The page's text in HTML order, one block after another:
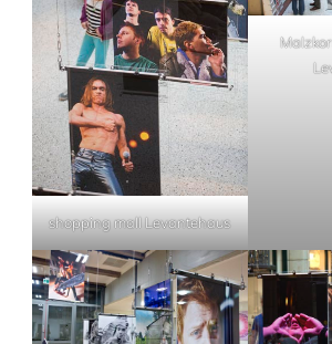
shopping mall Levantehaus